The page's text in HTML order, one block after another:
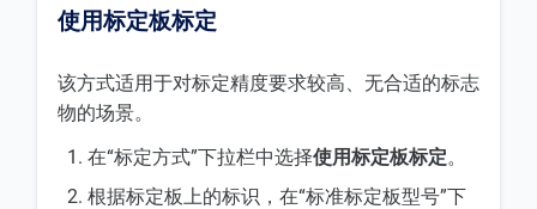
使用标定板标定
该方式适用于对标定精度要求较高、无合适的标志
物的场景。
在“标定方式”下拉栏中选择使用标定板标定。
根据标定板上的标识，在“标准标定板型号”下